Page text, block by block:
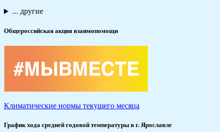
... другие
Общероссийская акция взаимопомощи
Климатические нормы текущего месяца
График хода средней годовой температуры в г. Ярославле